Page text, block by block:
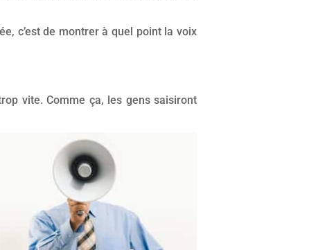
c’est de montrer à quel point la voix
vite. Comme ça, les gens saisiront